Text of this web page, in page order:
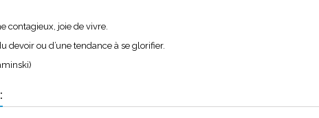
contagieux, joie de vivre.
ou d’une tendance à se glorifier.